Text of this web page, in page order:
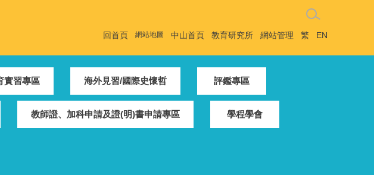
回首頁 網站地圖 中山首頁 教育研究所 網站管理 繁 EN
實習專區 海外見習/國際史懷哲 評鑑專區
教師證、加科申請及證(明)書申請專區 學程學會